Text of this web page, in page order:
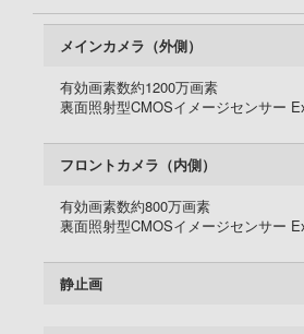
メインカメラ（外側）
有効画素数約1200万画素
裏面照射型CMOSイメージセンサー
フロントカメラ（内側）
有効画素数約800万画素
裏面照射型CMOSイメージセンサー
静止画